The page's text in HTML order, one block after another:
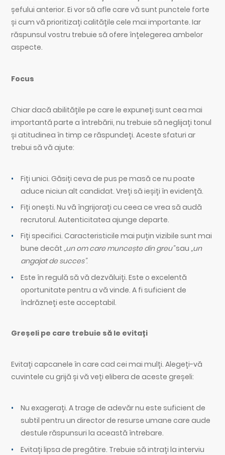
șefului anterior. Ei vor să afle care vă sunt punctele forte
și cum vă prioritizați calitățile cele mai importante. Iar
răspunsul vostru trebuie să ofere înțelegerea ambelor
aspecte.
Focus
Chiar dacă abilitățile pe care le expuneți sunt cea mai
importantă parte a întrebării, nu trebuie să neglijați tonul
și atitudinea în timp ce răspundeți. Aceste sfaturi ar
trebui să vă ajute:
Fiți unici. Găsiți ceva de pus pe masă ce nu poate
aduce niciun alt candidat. Vreți să ieșiți în evidență.
Fiți onești. Nu vă îngrijorați cu ceea ce vrea să audă
recrutorul. Autenticitatea ajunge departe.
Fiți specifici. Caracteristicile mai puțin vizibile sunt mai
bune decât „un om care muncește din greu”sau „un
angajat de succes”.
Este în regulă să vă dezvăluiți. Este o excelentă
oportunitate pentru a vă vinde. A fi suficient de
îndrăzneți este acceptabil.
Greșeli pe care trebuie să le evitați
Evitați capcanele în care cad cei mai mulți. Alegeți-vă
cuvintele cu grijă și vă veți elibera de aceste greșeli:
Nu exagerați. A trage de adevăr nu este suficient de
subtil pentru un director de resurse umane care aude
destule răspunsuri la această întrebare.
Evitați lipsa de pregătire. Trebuie să intrați la interviu